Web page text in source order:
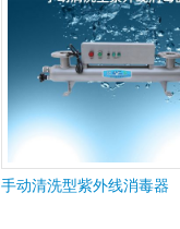
手动清洗型紫外线消毒器